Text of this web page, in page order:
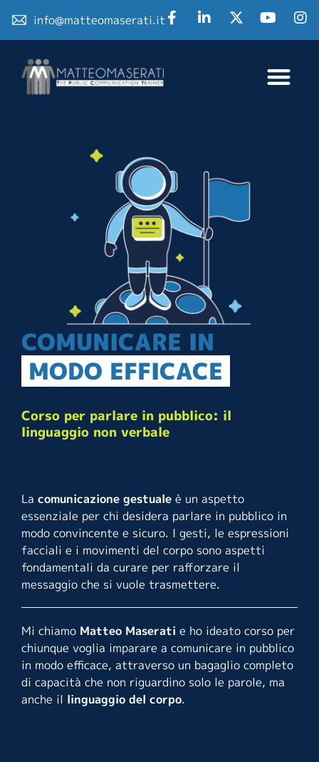
info@matteomaserati.it
COMUNICARE IN
MODO EFFICACE
Corso per parlare in pubblico: il
linguaggio non verbale
La comunicazione gestuale è un aspetto
essenziale per chi desidera parlare in pubblico in
modo convincente e sicuro. I gesti, le espressioni
facciali e i movimenti del corpo sono aspetti
fondamentali da curare per rafforzare il
messaggio che si vuole trasmettere.
Mi chiamo Matteo Maserati e ho ideato corso per
chiunque voglia imparare a comunicare in pubblico
in modo efficace, attraverso un bagaglio completo
di capacità che non riguardino solo le parole, ma
anche il linguaggio del corpo.